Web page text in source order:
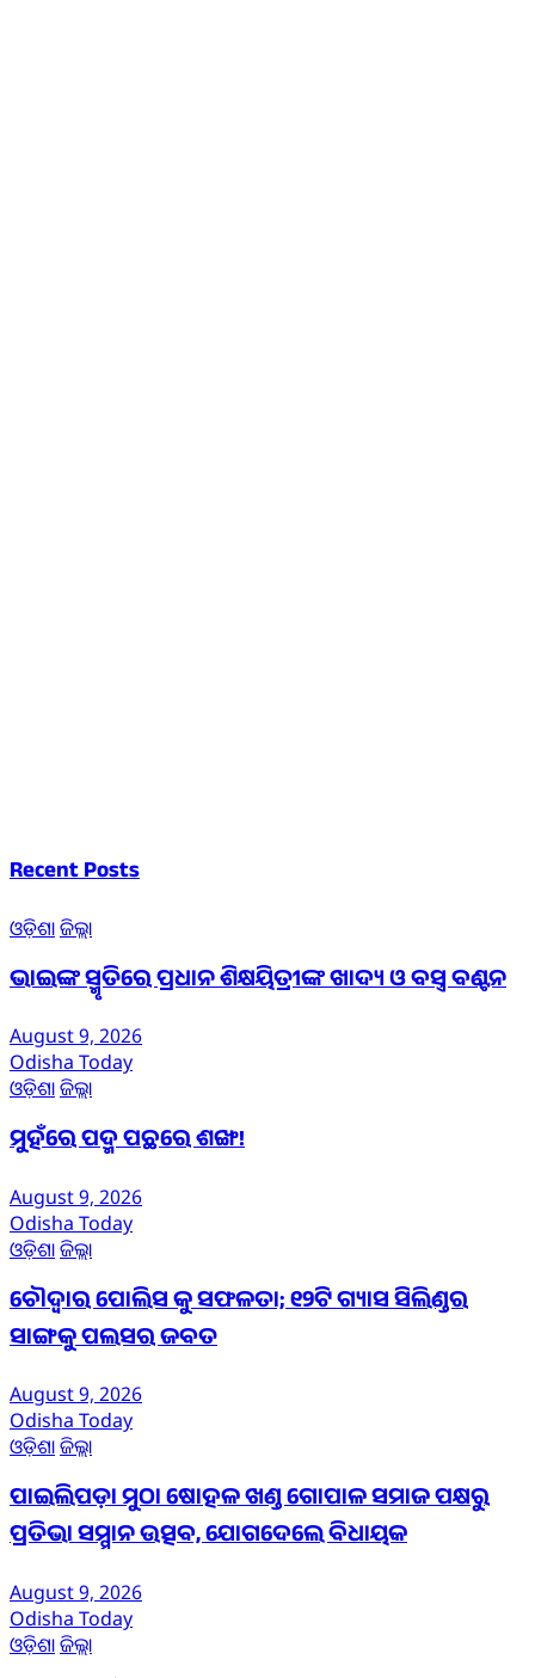
Recent Posts
ଓଡ଼ିଶାଜିଲ୍ଲା
ଭାଇଙ୍କ ସ୍ମୃତିରେ ପ୍ରଧାନ ଶିକ୍ଷୟିତ୍ରୀଙ୍କ ଖାଦ୍ୟ ଓ ବସ୍ତ୍ର ବଣ୍ଟନ
August 9, 2026
Odisha Today
ଓଡ଼ିଶାଜିଲ୍ଲା
ମୁହଁରେ ପଦ୍ମ ପଛରେ ଶଙ୍ଖ!
August 9, 2026
Odisha Today
ଓଡ଼ିଶାଜିଲ୍ଲା
ଚୌଦ୍ଵାର ପୋଲିସ କୁ ସଫଳତା; ୧୨ଟି ଗ୍ୟାସ ସିଲିଣ୍ଡର
ସାଙ୍ଗକୁ ପଲସର ଜବତ
August 9, 2026
Odisha Today
ଓଡ଼ିଶାଜିଲ୍ଲା
ପାଇଲିପଡ଼ା ମୁଠା ଷୋହଳ ଖଣ୍ଡ ଗୋପାଳ ସମାଜ ପକ୍ଷରୁ
ପ୍ରତିଭା ସମ୍ମାନ ଉତ୍ସବ, ଯୋଗଦେଲେ ବିଧାୟକ
August 9, 2026
Odisha Today
ଓଡ଼ିଶାଜିଲ୍ଲା